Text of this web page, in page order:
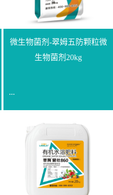
微生物菌剂-翠姆五防颗粒微
生物菌剂20kg
...
【通用名称】微生物菌剂
【产品剂型】颗粒【产品
规格】20kg【技术指标】
有效活菌数≥10.0亿/克【增
效物质】有机质≥40%;小分